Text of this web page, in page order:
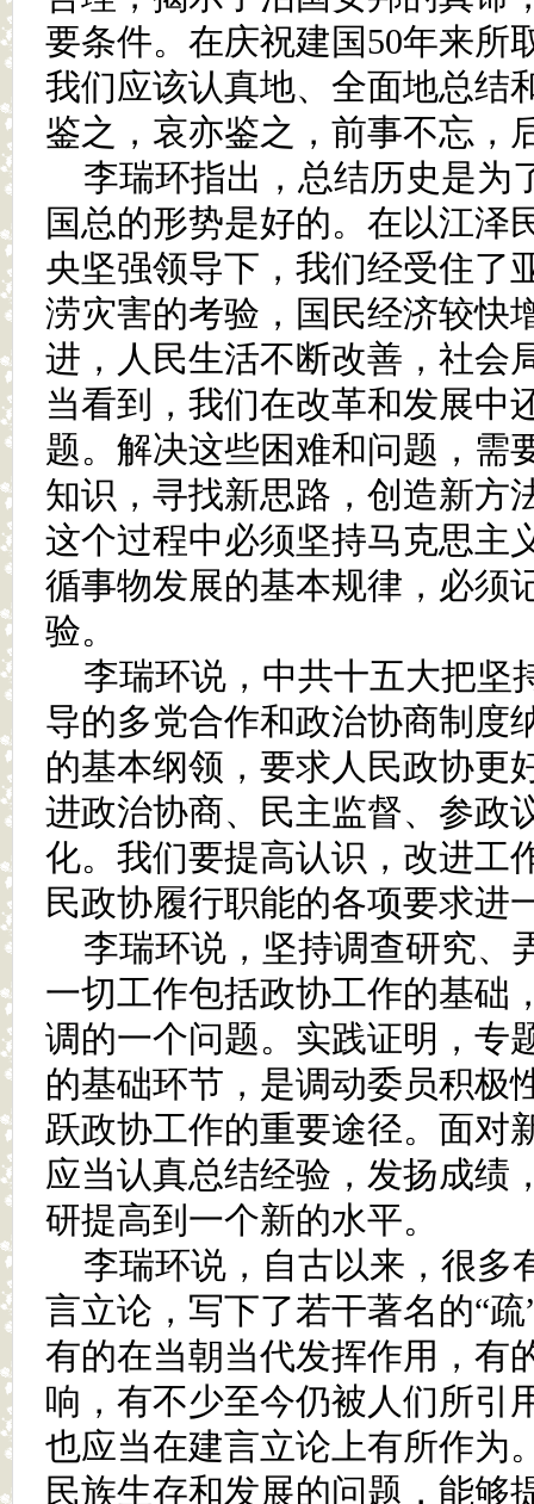
要条件。在庆祝建国50年来所
我们应该认真地、全面地总结
鉴之，哀亦鉴之，前事不忘，
李瑞环指出，总结历史是为
国总的形势是好的。在以江泽
央坚强领导下，我们经受住了
涝灾害的考验，国民经济较快
进，人民生活不断改善，社会
当看到，我们在改革和发展中
题。解决这些困难和问题，需
知识，寻找新思路，创造新方
这个过程中必须坚持马克思主
循事物发展的基本规律，必须
验。
李瑞环说，中共十五大把坚
导的多党合作和政治协商制度
的基本纲领，要求人民政协更
进政治协商、民主监督、参政
化。我们要提高认识，改进工
民政协履行职能的各项要求进
李瑞环说，坚持调查研究、
一切工作包括政协工作的基础
调的一个问题。实践证明，专
的基础环节，是调动委员积极
跃政协工作的重要途径。面对
应当认真总结经验，发扬成绩
研提高到一个新的水平。
李瑞环说，自古以来，很多
言立论，写下了若干著名的“疏
有的在当朝当代发挥作用，有
响，有不少至今仍被人们所引
也应当在建言立论上有所作为
民族生存和发展的问题，能够